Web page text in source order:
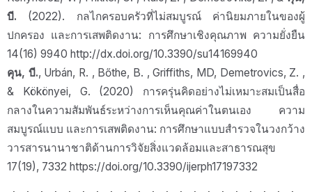
บี. (2022). กลไกครอบครัวที่ไม่สมบูรณ์ ค่านิยมภายในของผู้
ปกครอง และการเสพติดงาน: การศึกษาเชิงคุณภาพ ความยั่งยืน
14(16) 9940 http://dx.doi.org/10.3390/su14169940
คุน, บี., Urbán, R. , Bőthe, B. , Griffiths, MD, Demetrovics, Z. ,
& Kökönyei, G. (2020) การครุ่นคิดอย่างไม่เหมาะสมเป็นสื่อ
กลางในความสัมพันธ์ระหว่างการเห็นคุณค่าในตนเอง ความ
สมบูรณ์แบบ และการเสพติดงาน: การศึกษาแบบสำรวจในวงกว้าง
วารสารนานาชาติด้านการวิจัยสิ่งแวดล้อมและสาธารณสุข
17(19), 7332 https://doi.org/10.3390/ijerph17197332